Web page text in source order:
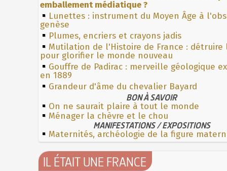
emballement médiatique ?
Lunettes : instrument du Moyen Âge à
genèse
Plumes, encriers et crayons jadis
Mutilation de l'Histoire de France : détruire
pour glorifier le monde nouveau
Gouffre de Padirac : merveille géologique
en 1889
Grandeur d'âme du chevalier Bayard
BON À SAVOIR
On ne saurait plaire à tout le monde
Ménager la chèvre et le chou
MANIFESTATIONS / EXPOSITIONS
Maternités, archéologie de la figure
IL ÉTAIT UNE FRANCE